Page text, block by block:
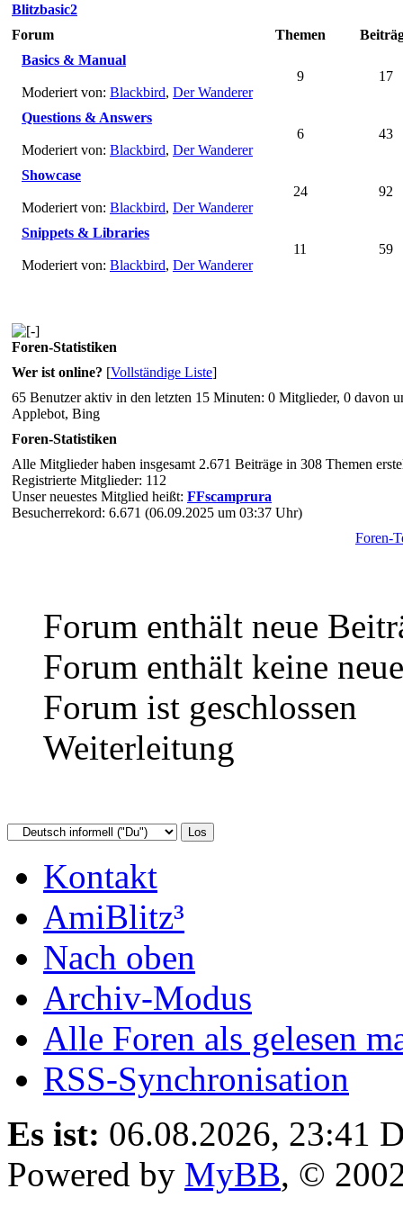
Blitzbasic2
Forum
Themen
Basics & Manual
Moderiert von: Blackbird, Der Wanderer
9 17
Questions & Answers
Moderiert von: Blackbird, Der Wanderer
6 43
Showcase
Moderiert von: Blackbird, Der Wanderer
24 92
Snippets & Libraries
Moderiert von: Blackbird, Der Wanderer
11 59
Foren-Statistiken
Wer ist online? [Vollständige Liste]
65 Benutzer aktiv in den letzten 15 Minuten: 0 Mitglieder, 0 davon
Applebot, Bing
Foren-Statistiken
Alle Mitglieder haben insgesamt 2.671 Beiträge in 308 Themen
Registrierte Mitglieder: 112
Unser neuestes Mitglied heißt: FFscamprura
Besucherrekord: 6.671 (06.09.2025 um 03:37 Uhr)
Foren-
Forum enthält neue
Forum enthält keine
Forum ist geschlossen
Weiterleitung
Kontakt
AmiBlitz³
Nach oben
Archiv-Modus
Alle Foren als gelesen
RSS-Synchronisation
Es ist: 06.08.2026, 23:41
Powered by MyBB, ©